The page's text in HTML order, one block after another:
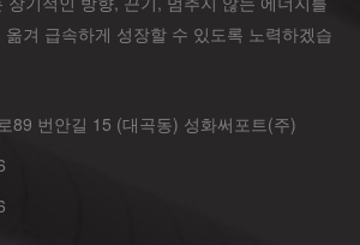
겨 급속하게 성장할 수 있도록 노력하겠습
89 번안길 15 (대곡동) 성화써포트(주)